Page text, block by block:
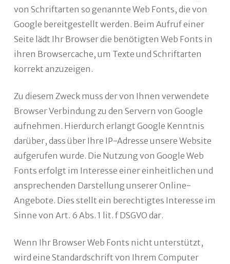
von Schriftarten so genannte Web Fonts, die von
Google bereitgestellt werden. Beim Aufruf einer
Seite lädt Ihr Browser die benötigten Web Fonts in
ihren Browsercache, um Texte und Schriftarten
korrekt anzuzeigen.
Zu diesem Zweck muss der von Ihnen verwendete
Browser Verbindung zu den Servern von Google
aufnehmen. Hierdurch erlangt Google Kenntnis
darüber, dass über Ihre IP-Adresse unsere Website
aufgerufen wurde. Die Nutzung von Google Web
Fonts erfolgt im Interesse einer einheitlichen und
ansprechenden Darstellung unserer Online-
Angebote. Dies stellt ein berechtigtes Interesse im
Sinne von Art. 6 Abs. 1 lit. f DSGVO dar.
Wenn Ihr Browser Web Fonts nicht unterstützt,
wird eine Standardschrift von Ihrem Computer